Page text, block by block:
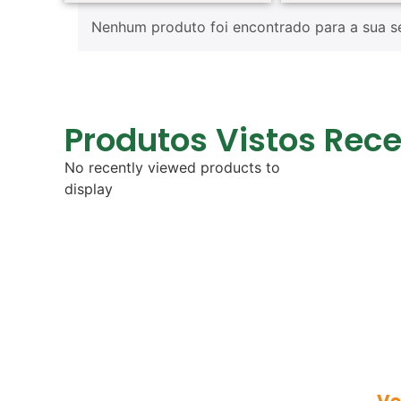
Nenhum produto foi encontrado para a sua
Produtos Vistos
No recently viewed products to
display